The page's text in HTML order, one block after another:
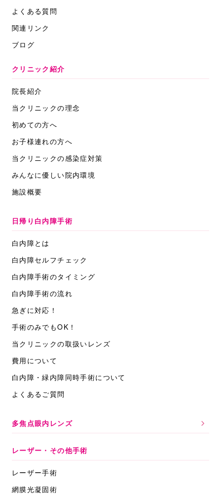
よくある質問
関連リンク
ブログ
クリニック紹介
院長紹介
当クリニックの理念
初めての方へ
お子様連れの方へ
当クリニックの感染症対策
みんなに優しい院内環境
施設概要
日帰り白内障手術
白内障とは
白内障セルフチェック
白内障手術のタイミング
白内障手術の流れ
急ぎに対応！
手術のみでもOK！
当クリニックの取扱いレンズ
費用について
白内障・緑内障同時手術について
よくあるご質問
多焦点眼内レンズ
レーザー・その他手術
レーザー手術
網膜光凝固術